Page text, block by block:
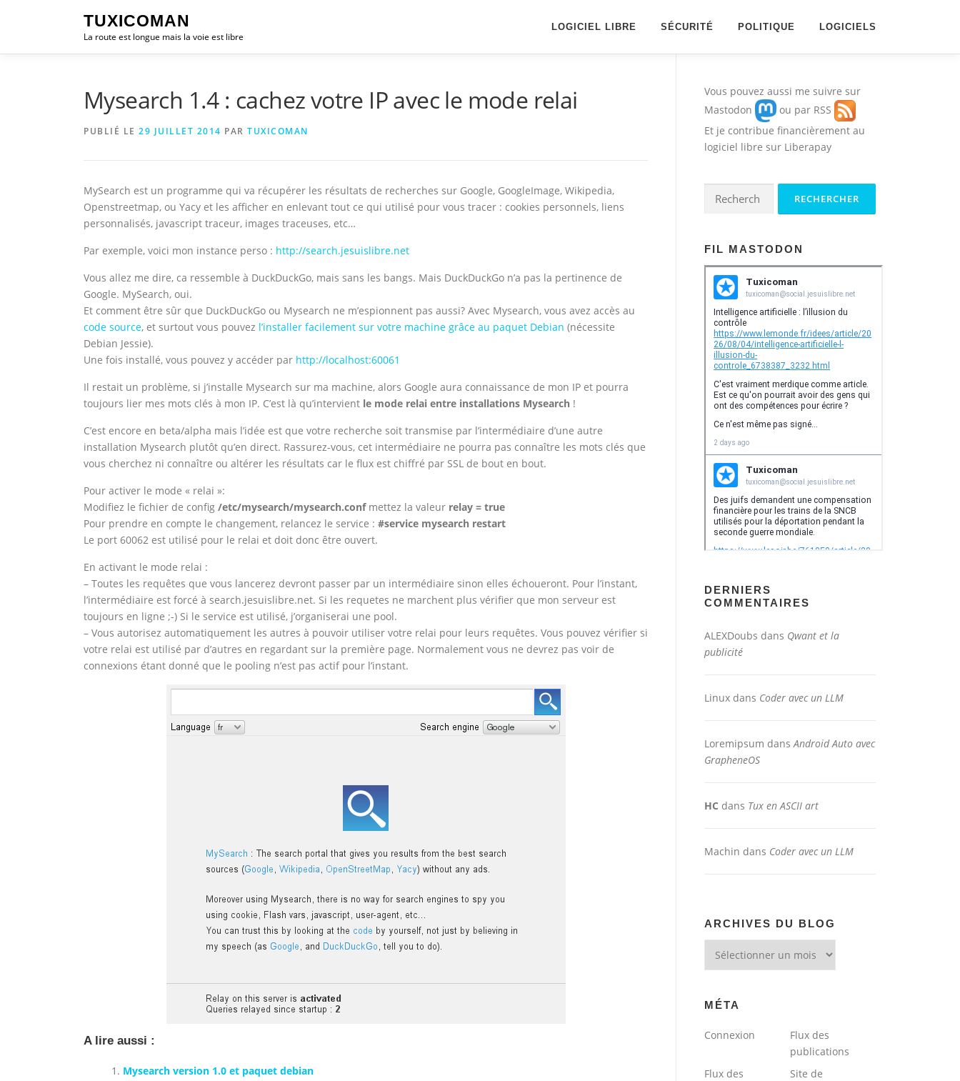
TUXICOMAN
La route est longue mais la voie est libre
LOGICIEL LIBRE SÉCURITÉ POLITIQUE LOGICIELS
Mysearch 1.4 : cachez votre IP avec le mode relai
PUBLIÉ LE 29 JUILLET 2014 PAR TUXICOMAN
MySearch est un programme qui va récupérer les résultats de recherches sur Google, GoogleImage, Wikipedia,
Openstreetmap, ou Yacy et les afficher en enlevant tout ce qui utilisé pour vous tracer : cookies personnels, liens
personnalisés, javascript traceur, images traceuses, etc…
Par exemple, voici mon instance perso : http://search.jesuislibre.net
Vous allez me dire, ca ressemble à DuckDuckGo, mais sans les bangs. Mais DuckDuckGo n’a pas la pertinence de
Google. MySearch, oui.
Et comment être sûr que DuckDuckGo ou Mysearch ne m’espionnent pas aussi? Avec Mysearch, vous avez accès au
code source, et surtout vous pouvez l’installer facilement sur votre machine grâce au paquet Debian (nécessite
Debian Jessie).
Une fois installé, vous pouvez y accéder par http://localhost:60061
Il restait un problème, si j’installe Mysearch sur ma machine, alors Google aura connaissance de mon IP et pourra
toujours lier mes mots clés à mon IP. C’est là qu’intervient le mode relai entre installations Mysearch !
C’est encore en beta/alpha mais l’idée est que votre recherche soit transmise par l’intermédiaire d’une autre
installation Mysearch plutôt qu’en direct. Rassurez-vous, cet intermédiaire ne pourra pas connaître les mots clés que
vous cherchez ni connaître ou altérer les résultats car le flux est chiffré par SSL de bout en bout.
Pour activer le mode « relai »:
Modifiez le fichier de config /etc/mysearch/mysearch.confmettez la valeur relay = true
Pour prendre en compte le changement, relancez le service : #service mysearch restart
Le port 60062 est utilisé pour le relai et doit donc être ouvert.
En activant le mode relai :
– Toutes les requêtes que vous lancerez devront passer par un intermédiaire sinon elles échoueront. Pour l’instant,
l’intermédiaire est forcé à search.jesuislibre.net. Si les requetes ne marchent plus vérifier que mon serveur est
toujours en ligne ;-) Si le service est utilisé, j’organiserai une pool.
– Vous autorisez automatiquement les autres à pouvoir utiliser votre relai pour leurs requêtes. Vous pouvez vérifier si
votre relai est utilisé par d’autres en regardant sur la première page. Normalement vous ne devrez pas voir de
connexions étant donné que le pooling n’est pas actif pour l’instant.
A lire aussi :
Mysearch version 1.0 et paquet debian
Vous pouvez aussi me suivre sur
Mastodon
ou par RSS
Et je contribue financièrement au
logiciel libre sur Liberapay
Rechercher :
FIL MASTODON
DERNIERS
COMMENTAIRES
ALEXDoubs dans Qwant et la
publicité
Linux dans Coder avec un LLM
Loremipsum dansAndroid Auto avec
GrapheneOS
HC dans Tux en ASCII art
Machin dans Coder avec un LLM
ARCHIVES DU BLOG
du
MÉTA
Connexion
Flux des
publications
Flux des
Site de